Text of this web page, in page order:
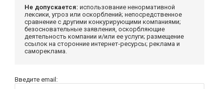
Не допускается: использование ненормативной
лексики, угроз или оскорблений; непосредственное
сравнение с другими конкурирующими компаниями;
безосновательные заявления, оскорбляющие
деятельность компании и/или ее услуги; размещение
ссылок на сторонние интернет-ресурсы; реклама и
самореклама.
Введите email: